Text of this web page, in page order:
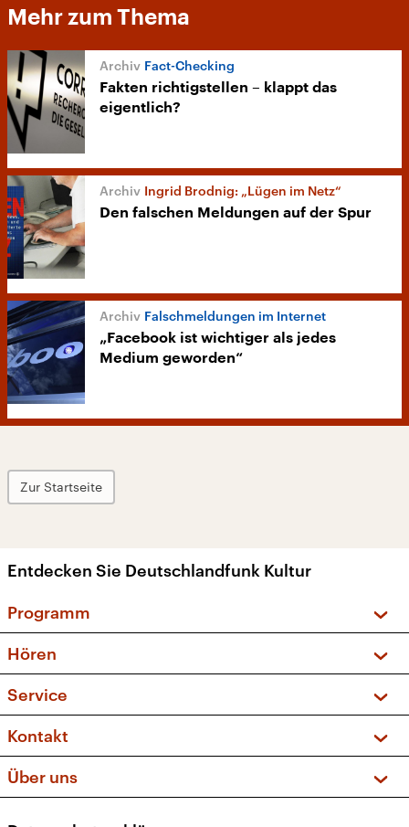
Mehr zum Thema
Fact-Checking
Fakten richtigstellen – klappt das
eigentlich?
Ingrid Brodnig: „Lügen im Netz“
Den falschen Meldungen auf der Spur
Falschmeldungen im Internet
„Facebook ist wichtiger als jedes
Medium geworden“
Zur Startseite
Entdecken Sie Deutschlandfunk Kultur
Programm
Sendungen und Podcasts
Musikliste
Kakadu – Das Kinderprogramm
Hören
Frequenzen (UKW + DAB+)
Service
FAQ
Apps
Newsletter
Kontakt
Social Media
Über uns